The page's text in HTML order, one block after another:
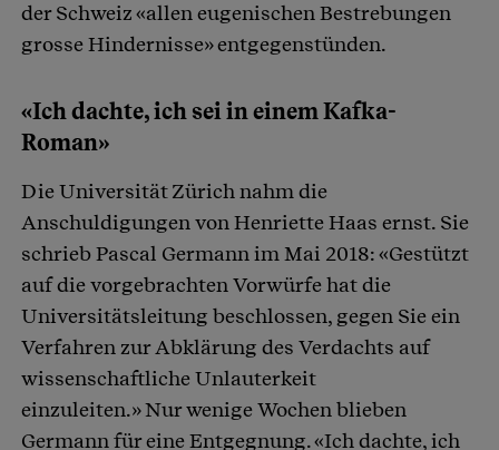
der Schweiz «allen eugenischen Bestrebungen
grosse Hindernisse» entgegenstünden.
«Ich dachte, ich sei in einem Kafka-
Roman»
Die Universität Zürich nahm die
Anschuldigungen von Henriette Haas ernst. Sie
schrieb Pascal Germann im Mai 2018: «Gestützt
auf die vorgebrachten Vorwürfe hat die
Universitätsleitung beschlossen, gegen Sie ein
Verfahren zur Abklärung des Verdachts auf
wissenschaftliche Unlauterkeit
einzuleiten.» Nur wenige Wochen blieben
Germann für eine Entgegnung. «Ich dachte, ich